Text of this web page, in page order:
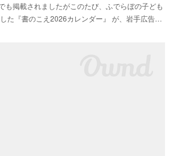
も掲載されましたがこのたび、ふでらぼの子ども
た『書のこえ2026カレンダー』 が、岩手広告…